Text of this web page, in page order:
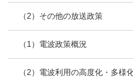
（2）その他の放送政策
（1）電波政策概況
（2）電波利用の高度化・多様